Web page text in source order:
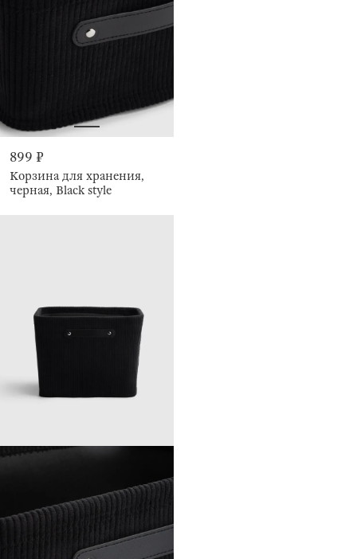
899 ₽
Корзина для хранения,
черная, Black style